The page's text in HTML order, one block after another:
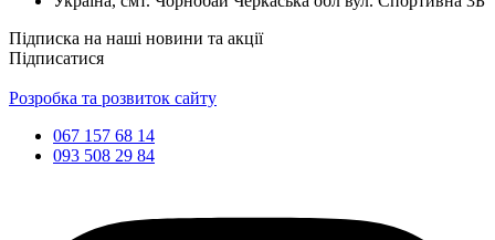
Підписка на наші новини та акції
Підписатися
Розробка та розвиток сайту
067 157 68 14
093 508 29 84